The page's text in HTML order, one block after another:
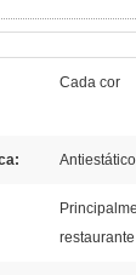
Cada cor
restaurante